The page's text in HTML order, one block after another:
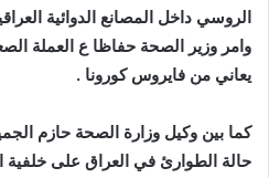
الروسي داخل المصانع الدوائية
وامر وزير الصحة حفاظا ع العملة
يعاني من فايروس کورونا .
كما بين وكيل وزارة الصحة حازم
حالة الطوارئ في العراق على خلفية